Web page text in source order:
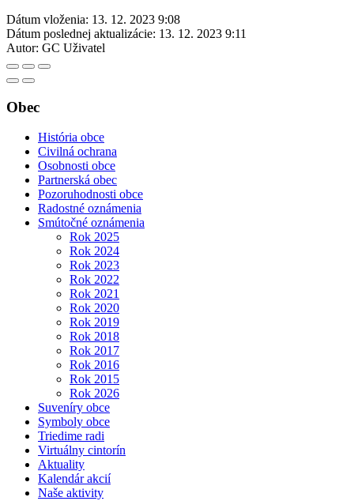
Dátum vloženia: 13. 12. 2023 9:08
Dátum poslednej aktualizácie: 13. 12. 2023 9:11
Autor: GC Uživatel
Obec
História obce
Civilná ochrana
Osobnosti obce
Partnerská obec
Pozoruhodnosti obce
Radostné oznámenia
Smútočné oznámenia
Rok 2025
Rok 2024
Rok 2023
Rok 2022
Rok 2021
Rok 2020
Rok 2019
Rok 2018
Rok 2017
Rok 2016
Rok 2015
Rok 2026
Suveníry obce
Symboly obce
Triedime radi
Virtuálny cintorín
Aktuality
Kalendár akcií
Naše aktivity